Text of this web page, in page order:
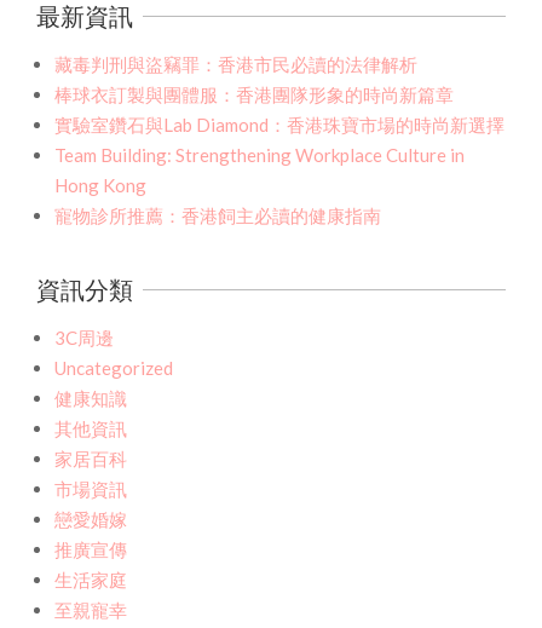
最新資訊
藏毒判刑與盜竊罪：香港市民必讀的法律解析
棒球衣訂製與團體服：香港團隊形象的時尚新篇章
實驗室鑽石與Lab Diamond：香港珠寶市場的時尚新選擇
Team Building: Strengthening Workplace Culture in
Hong Kong
寵物診所推薦：香港飼主必讀的健康指南
資訊分類
3C周邊
Uncategorized
健康知識
其他資訊
家居百科
市場資訊
戀愛婚嫁
推廣宣傳
生活家庭
至親寵幸